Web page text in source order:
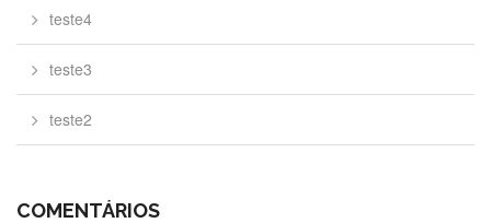
teste4
teste3
teste2
COMENTÁRIOS